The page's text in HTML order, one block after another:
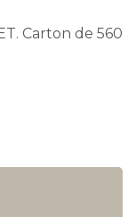
Carton de 560